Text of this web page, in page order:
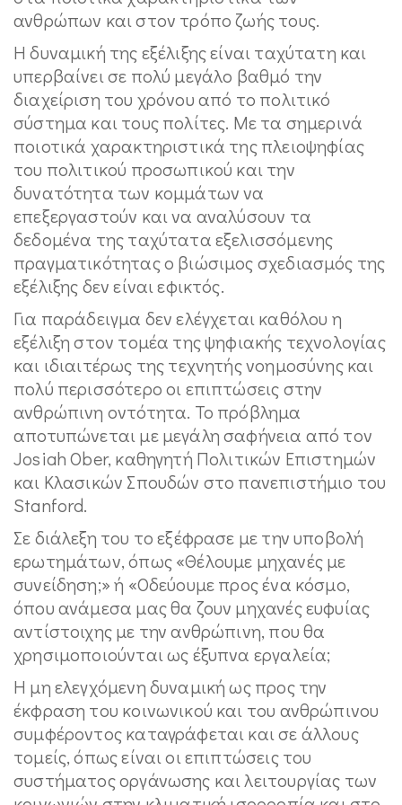
ανθρώπων και στον τρόπο ζωής τους.
Η δυναμική της εξέλιξης είναι ταχύτατη και
υπερβαίνει σε πολύ μεγάλο βαθμό την
διαχείριση του χρόνου από το πολιτικό
σύστημα και τους πολίτες. Με τα σημερινά
ποιοτικά χαρακτηριστικά της πλειοψηφίας
του πολιτικού προσωπικού και την
δυνατότητα των κομμάτων να
επεξεργαστούν και να αναλύσουν τα
δεδομένα της ταχύτατα εξελισσόμενης
πραγματικότητας ο βιώσιμος σχεδιασμός της
εξέλιξης δεν είναι εφικτός.
Για παράδειγμα δεν ελέγχεται καθόλου η
εξέλιξη στον τομέα της ψηφιακής τεχνολογίας
και ιδιαιτέρως της τεχνητής νοημοσύνης και
πολύ περισσότερο οι επιπτώσεις στην
ανθρώπινη οντότητα. Το πρόβλημα
αποτυπώνεται με μεγάλη σαφήνεια από τον
Josiah Ober, καθηγητή Πολιτικών Επιστημών
και Κλασικών Σπουδών στο πανεπιστήμιο του
Stanford.
Σε διάλεξη του το εξέφρασε με την υποβολή
ερωτημάτων, όπως «Θέλουμε μηχανές με
συνείδηση;» ή «Οδεύουμε προς ένα κόσμο,
όπου ανάμεσα μας θα ζουν μηχανές ευφυίας
αντίστοιχης με την ανθρώπινη, που θα
χρησιμοποιούνται ως έξυπνα εργαλεία;
Η μη ελεγχόμενη δυναμική ως προς την
έκφραση του κοινωνικού και του ανθρώπινου
συμφέροντος καταγράφεται και σε άλλους
τομείς, όπως είναι οι επιπτώσεις του
συστήματος οργάνωσης και λειτουργίας των